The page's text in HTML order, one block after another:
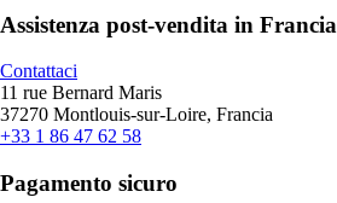
Assistenza post-vendita in Francia
Contattaci
11 rue Bernard Maris
37270 Montlouis-sur-Loire, Francia
+33 1 86 47 62 58
Pagamento sicuro